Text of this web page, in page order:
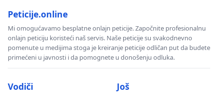
Peticije.online
Mi omogućavamo besplatne onlajn peticije. Započnite profesionalnu
onlajn peticiju koristeći naš servis. Naše peticije su svakodnevno
pomenute u medijima stoga je kreiranje peticije odličan put da budete
primećeni u javnosti i da pomognete u donošenju odluka.
Vodiči Još